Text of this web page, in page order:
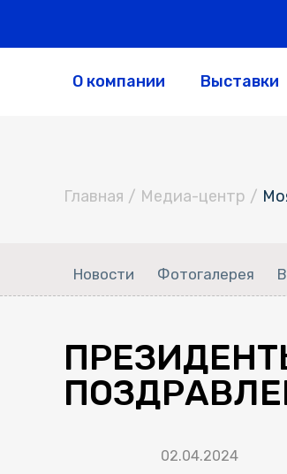
О компании Выставки
Главная / Медиа-центр /
Новости Фотогалерея
02.04.2024